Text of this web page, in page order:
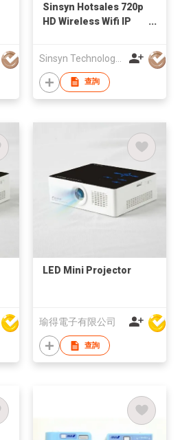
Sinsyn Hotsales 720p
HD Wireless Wifi IP
查詢
LED Mini Projector
瑜得電子有限公司
查詢